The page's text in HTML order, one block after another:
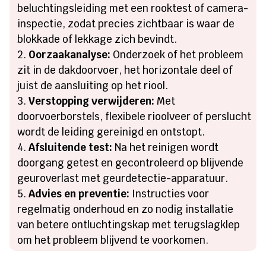
beluchtingsleiding met een rooktest of camera-
inspectie, zodat precies zichtbaar is waar de
blokkade of lekkage zich bevindt.
Oorzaakanalyse: Onderzoek of het probleem
zit in de dakdoorvoer, het horizontale deel of
juist de aansluiting op het riool.
Verstopping verwijderen: Met
doorvoerborstels, flexibele rioolveer of perslucht
wordt de leiding gereinigd en ontstopt.
Afsluitende test: Na het reinigen wordt
doorgang getest en gecontroleerd op blijvende
geuroverlast met geurdetectie-apparatuur.
Advies en preventie: Instructies voor
regelmatig onderhoud en zo nodig installatie
van betere ontluchtingskap met terugslagklep
om het probleem blijvend te voorkomen.